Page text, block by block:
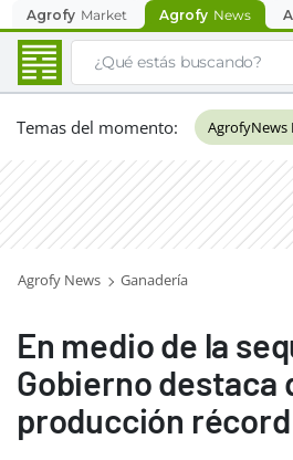
Agrofy Market Agrofy News
Temas del momento: AgrofyNews
Agrofy News Ganadería
En medio de la
Gobierno destaca
producción